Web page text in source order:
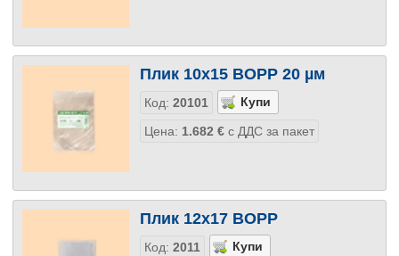
Плик 10х15 BOPP 20 µм
Код: 20101
Цена: 1.682 €с ДДС за пакет
Плик 12х17 BOPP
Код: 2011